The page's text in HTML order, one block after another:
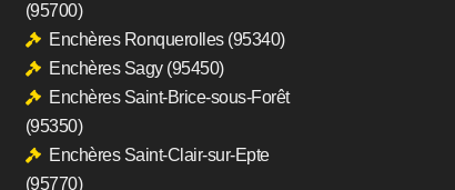
(95700)
Enchères Ronquerolles (95340)
Enchères Sagy (95450)
Enchères Saint-Brice-sous-Forêt
(95350)
Enchères Saint-Clair-sur-Epte
(95770)